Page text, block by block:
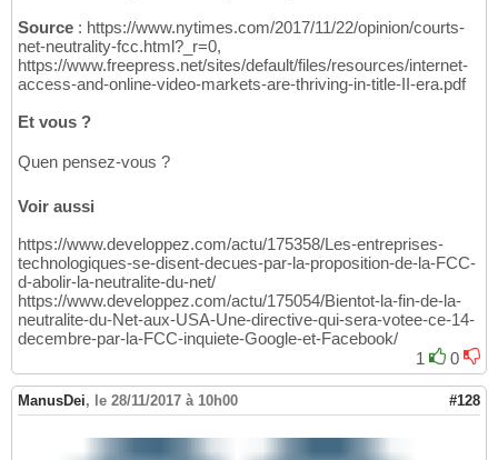
Source : https://www.nytimes.com/2017/11/22/opinion/courts-
net-neutrality-fcc.html?_r=0,
https://www.freepress.net/sites/default/files/resources/internet-
access-and-online-video-markets-are-thriving-in-title-II-era.pdf
Et vous ?
Quen pensez-vous ?
Voir aussi
https://www.developpez.com/actu/175358/Les-entreprises-
technologiques-se-disent-decues-par-la-proposition-de-la-FCC-
d-abolir-la-neutralite-du-net/
https://www.developpez.com/actu/175054/Bientot-la-fin-de-la-
neutralite-du-Net-aux-USA-Une-directive-qui-sera-votee-ce-14-
decembre-par-la-FCC-inquiete-Google-et-Facebook/
1
0
ManusDei, le 28/11/2017 à 10h00 #128